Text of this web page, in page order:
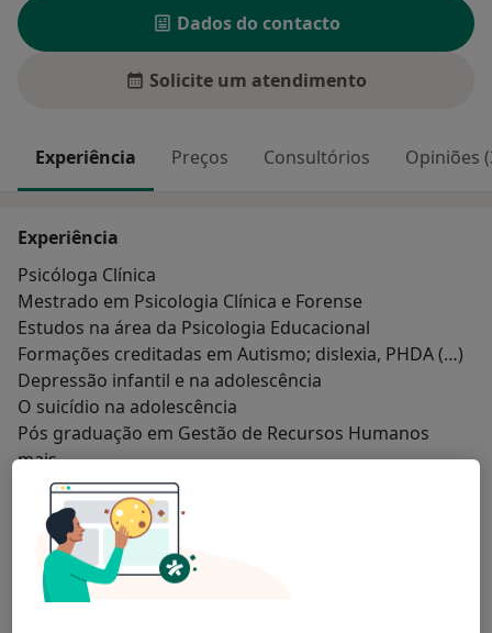
Dados do contacto
Solicite um atendimento
Experiência Preços Consultórios Opiniões
Experiência
Psicóloga Clínica
Mestrado em Psicologia Clínica e Forense
Estudos na área da Psicologia Educacional
Formações creditadas em Autismo; dislexia, PHDA (…)
Depressão infantil e na adolescência
O suicídio na adolescência
Pós graduação em Gestão de Recursos Humanos
maisSobre mim
Principais doenças tratadas
Ansiedade Da Separação
Transtornos Da Ansiedade
Obesidade